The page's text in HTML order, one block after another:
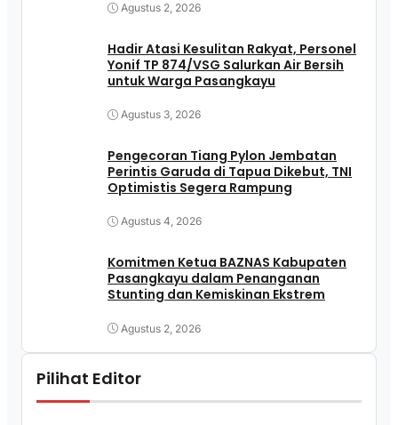
Agustus 2, 2026
Hadir Atasi Kesulitan Rakyat, Personel
Yonif TP 874/VSG Salurkan Air Bersih
untuk Warga Pasangkayu
Agustus 3, 2026
Pengecoran Tiang Pylon Jembatan
Perintis Garuda di Tapua Dikebut, TNI
Optimistis Segera Rampung
Agustus 4, 2026
Komitmen Ketua BAZNAS Kabupaten
Pasangkayu dalam Penanganan
Stunting dan Kemiskinan Ekstrem
Agustus 2, 2026
Pilihat Editor